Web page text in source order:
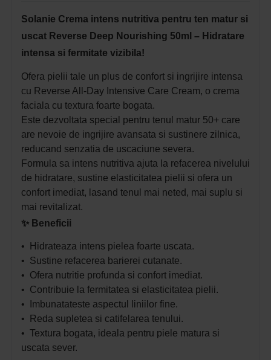
Solanie Crema intens nutritiva pentru ten matur si
uscat Reverse Deep Nourishing 50ml – Hidratare
intensa si fermitate vizibila!
Ofera pielii tale un plus de confort si ingrijire intensa
cu Reverse All-Day Intensive Care Cream, o crema
faciala cu textura foarte bogata.
Este dezvoltata special pentru tenul matur 50+ care
are nevoie de ingrijire avansata si sustinere zilnica,
reducand senzatia de uscaciune severa.
Formula sa intens nutritiva ajuta la refacerea nivelului
de hidratare, sustine elasticitatea pielii si ofera un
confort imediat, lasand tenul mai neted, mai suplu si
mai revitalizat.
✨ Beneficii
• Hidrateaza intens pielea foarte uscata.
• Sustine refacerea barierei cutanate.
• Ofera nutritie profunda si confort imediat.
• Contribuie la fermitatea si elasticitatea pielii.
• Imbunatateste aspectul liniilor fine.
• Reda supletea si catifelarea tenului.
• Textura bogata, ideala pentru piele matura si
uscata sever.